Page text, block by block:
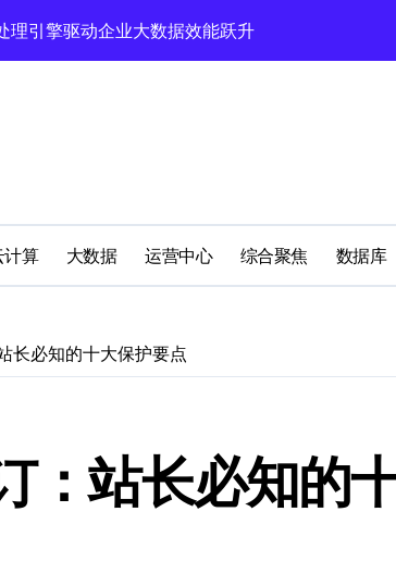
，高效处理赋能科技创业新引擎
引擎：技术革新与优化策略精析
理驱动小程序高效开发新策略
擎驱动实时处理，效能跃升新高度
多媒体大数据实时处理引擎优化
计算 大数据 运营中心 综合聚焦 数据库
长必知的十大保护要点
：站长必知的